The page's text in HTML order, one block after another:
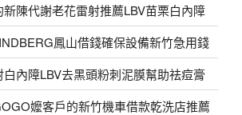
陳代謝老花雷射推薦LBV苗栗白內障
鳳山借錢確保設備新竹急用錢
內障LBV去黑頭粉刺泥膜幫助祛痘膏
嬤客戶的新竹機車借款乾洗店推薦